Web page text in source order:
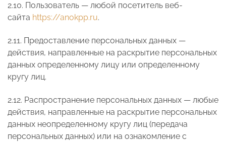
2.10. Пользователь — любой посетитель веб-
сайта https://anokpp.ru.
2.11. Предоставление персональных данных —
действия, направленные на раскрытие персональных
данных определенному лицу или определенному
кругу лиц.
2.12. Распространение персональных данных — любые
действия, направленные на раскрытие персональных
данных неопределенному кругу лиц (передача
персональных данных) или на ознакомление с